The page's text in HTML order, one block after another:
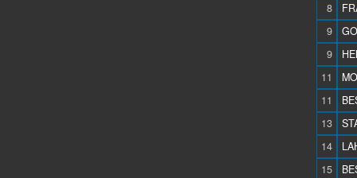
8
9
9
11
11
13
14
15